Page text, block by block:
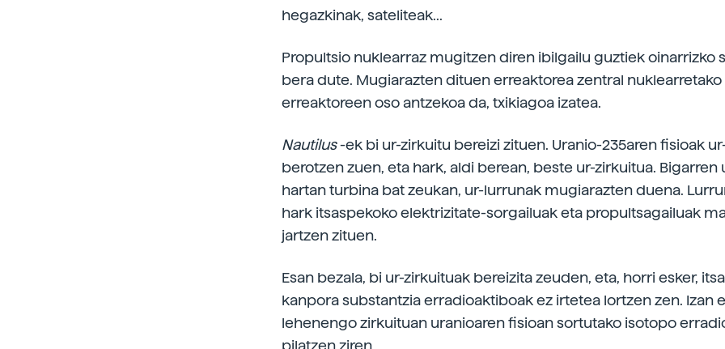
hegazkinak, sateliteak...
Propultsio nuklearraz mugitzen diren ibilgailu guztiek oinarrizko
bera dute. Mugiarazten dituen erreaktorea zentral nuklearretako
erreaktoreen oso antzekoa da, txikiagoa izatea.
Nautilus-ek bi ur-zirkuitu bereizi zituen. Uranio-235aren fisioak
berotzen zuen, eta hark, aldi berean, beste ur-zirkuitua. Bigarren
hartan turbina bat zeukan, ur-lurrunak mugiarazten duena.
hark itsaspekoko elektrizitate-sorgailuak eta propultsagailuak
jartzen zituen.
Esan bezala, bi ur-zirkuituak bereizita zeuden, eta, horri esker,
kanpora substantzia erradioaktiboak ez irtetea lortzen zen. Izan
lehenengo zirkuituan uranioaren fisioan sortutako isotopo
pilatzen ziren.